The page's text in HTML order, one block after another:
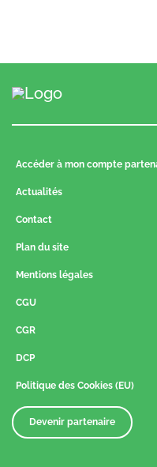
Accéder à mon compte
Actualités
Contact
Plan du site
Mentions légales
CGU
CGR
DCP
Politique des Cookies (EU)
Devenir partenaire